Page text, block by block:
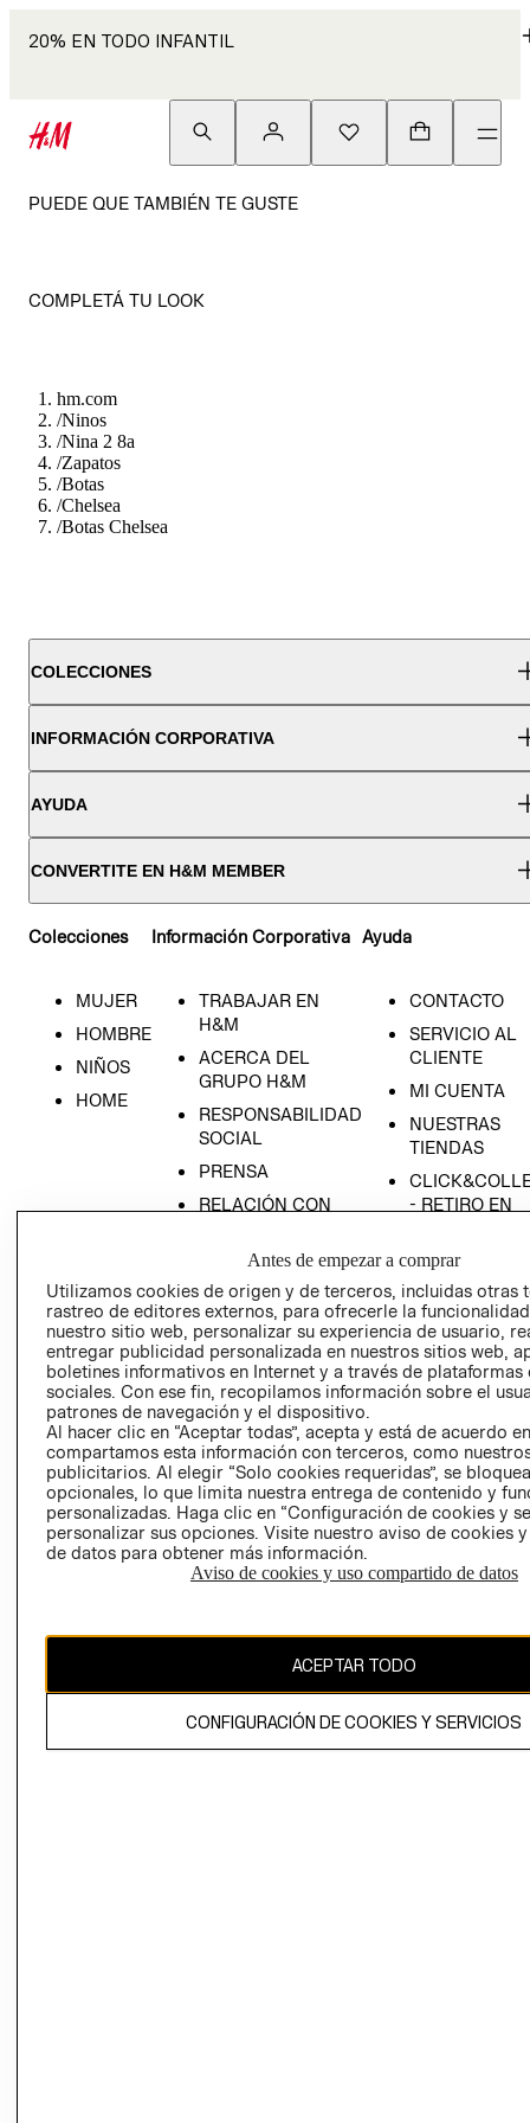
20% EN TODO INFANTIL
PUEDE QUE TAMBIÉN TE GUSTE
COMPLETÁ TU LOOK
hm.com
/Ninos
/Nina 2 8a
/Zapatos
/Botas
/Chelsea
/Botas Chelsea
COLECCIONES
INFORMACIÓN CORPORATIVA
AYUDA
CONVERTITE EN H&M MEMBER
Colecciones
MUJER
HOMBRE
NIÑOS
HOME
Información Corporativa
TRABAJAR EN
H&M
ACERCA DEL
GRUPO H&M
RESPONSABILIDAD
SOCIAL
PRENSA
RELACIÓN CON
POLÍTICA
EMPRESARIAL
Ayuda
CONTACTO
SERVICIO AL
CLIENTE
MI CUENTA
NUESTRAS
TIENDAS
- RETIRO EN
TÉRMINOS Y
CONDICIONES
AVISO DE
PRIVACIDAD
GIFT CARD
COOKIES
CAMBIAR REGIÓN
El contenido de esta página web está protegido por copyright y es
Antes de empezar a comprar
Utilizamos cookies de origen y de terceros, incluidas otras
rastreo de editores externos, para ofrecerle la
nuestro sitio web, personalizar su experiencia de usuario,
entregar publicidad personalizada en nuestros sitios web,
boletines informativos en Internet y a través de plataformas
sociales. Con ese fin, recopilamos información sobre el
patrones de navegación y el dispositivo.
Al hacer clic en “Aceptar todas”, acepta y está de acuerdo
compartamos esta información con terceros, como
publicitarios. Al elegir “Solo cookies requeridas”, se
opcionales, lo que limita nuestra entrega de contenido y
personalizadas. Haga clic en “Configuración de cookies y
personalizar sus opciones. Visite nuestro aviso de cookies
de datos para obtener más información.
Aviso de cookies y uso compartido de datos
ACEPTAR TODO
CONFIGURACIÓN DE COOKIES Y SERVICIOS